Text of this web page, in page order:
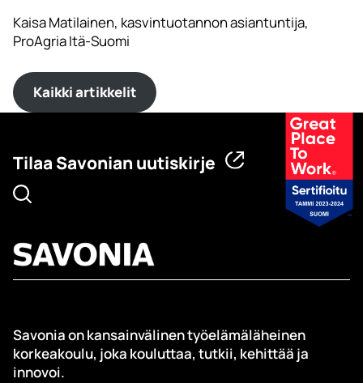
Kaisa Matilainen, kasvintuotannon asiantuntija,
ProAgria Itä-Suomi
Kaikki artikkelit
Tilaa Savonian uutiskirje
Savonia on kansainvälinen työelämäläheinen
korkeakoulu, joka kouluttaa, tutkii, kehittää ja
innovoi.